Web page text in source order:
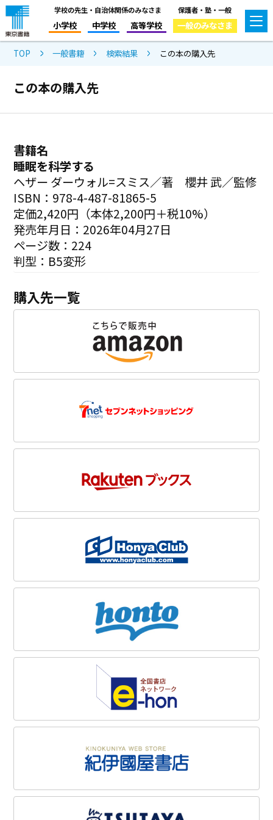
学校の先生・自治体関係のみなさま
小学校 中学校 高等学校
保護者・塾・一般
一般のみなさま
TOP 一般書籍 検索結果 この本の購入先
この本の購入先
書籍名
睡眠を科学する
ヘザー ダーウォル=スミス／著 櫻井 武／監修
ISBN：978-4-487-81865-5
定価2,420円（本体2,200円＋税10%）
発売年月日：2026年04月27日
ページ数：224
判型：B5変形
購入先一覧